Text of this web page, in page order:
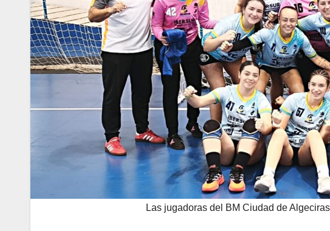
Las jugadoras del BM Ciudad de